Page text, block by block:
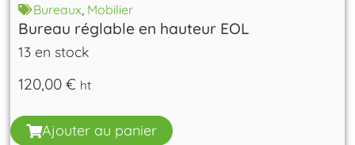
Bureaux Mobilier
Bureau réglable en hauteur EOL
13 en stock
120,00€ ht
Ajouter au panier